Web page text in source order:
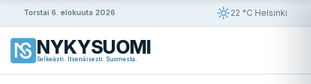
Torstai 6. elokuuta 2026 22 °C Helsinki
NYKYSUOMI
Selkeästi. Itsenäisesti. Suomesta.
rahapelaamisesta
13:30
ULKOMAAT —
Neljää 15-vuotiasta vastaan nostettu
syytteet SiS-laitoksen mellakan jäl ...